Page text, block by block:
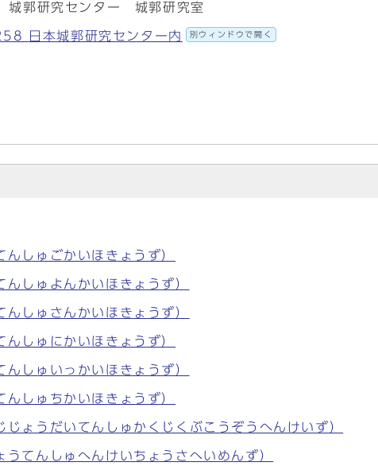
郭研究センター 城郭研究室
日本城郭研究センター内 別ウィンドウで開く
しゅごかいほきょうず）
しゅよんかいほきょうず）
しゅさんかいほきょうず）
しゅにかいほきょうず）
しゅいっかいほきょうず）
しゅちかいほきょうず）
ょうだいてんしゅかくじくぶこうぞうへんけいず）
てんしゅへんけいちょうさへいめんず）